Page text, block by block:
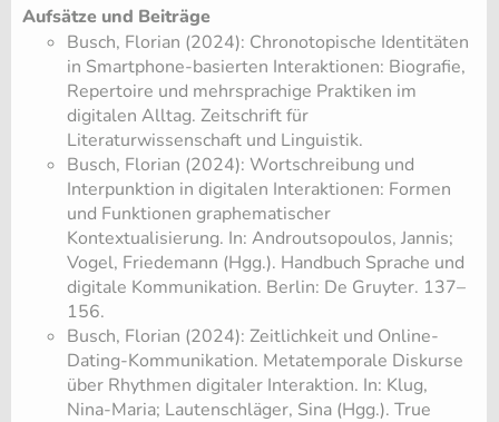
Aufsätze und Beiträge
Busch, Florian (2024): Chronotopische Identitäten
in Smartphone-basierten Interaktionen: Biografie,
Repertoire und mehrsprachige Praktiken im
digitalen Alltag. Zeitschrift für
Literaturwissenschaft und Linguistik.
Busch, Florian (2024): Wortschreibung und
Interpunktion in digitalen Interaktionen: Formen
und Funktionen graphematischer
Kontextualisierung. In: Androutsopoulos, Jannis;
Vogel, Friedemann (Hgg.). Handbuch Sprache und
digitale Kommunikation. Berlin: De Gruyter. 137–
156.
Busch, Florian (2024): Zeitlichkeit und Online-
Dating-Kommunikation. Metatemporale Diskurse
über Rhythmen digitaler Interaktion. In: Klug,
Nina-Maria; Lautenschläger, Sina (Hgg.). True